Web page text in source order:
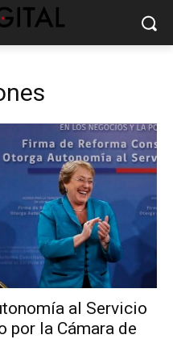
al Servicio
por la Cámara de